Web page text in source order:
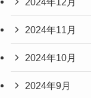
2024年11月
2024年10月
2024年9月